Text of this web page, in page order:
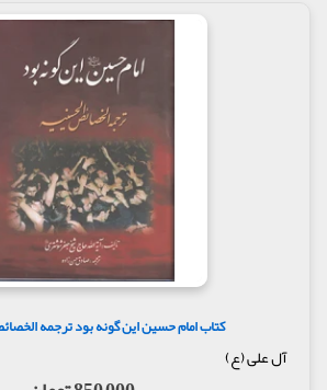
بیت علیهم السلام است، باید یکی از
ولایت در او محقق شده باشد؛ در حالی
آن نشانه ها را در وجود خود نمی یابم. در
که مضطرب شده و خوف بر من چیره گشت؛
حالت چهارم: وسایل حسینی کارسازتر و
در حال خوف و یأس غوطه ور بودم که
تقرب به ائمه علیهم السلام به من دست
جلیل ترین وسایل از نظر فایده و عظیم
و پاداش، و عمومی ترین، شامل ترین و
نظر حقیقت و منفعت و از جهت درجه و
حسینی، سید جوانان اهل بهشت، والد
دریافتم که توسل به ایشان، دارای
فرد و امتیازی مخصوص است که حتی
ایشان هم نمی شود؛ چرا که تفاوت در
کتاب امام حسین این گونه بود ترجمه
آل علی (ع)